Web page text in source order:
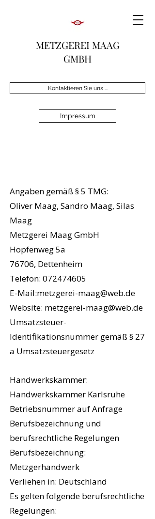
METZGEREI MAAG
GMBH
Kontaktieren Sie uns ...
Impressum
Angaben gemäß § 5 TMG:
Oliver Maag, Sandro Maag, Silas
Maag
Metzgerei Maag GmbH
Hopfenweg 5a
76706, Dettenheim
Telefon: 072474605
E-Mail:metzgerei-maag@web.de
Website: metzgerei-maag@web.de
Umsatzsteuer-
Identifikationsnummer gemäß § 27
a Umsatzsteuergesetz
Handwerkskammer:
Handwerkskammer Karlsruhe
Betriebsnummer auf Anfrage
Berufsbezeichnung und
berufsrechtliche Regelungen
Berufsbezeichnung:
Metzgerhandwerk
Verliehen in: Deutschland
Es gelten folgende berufsrechtliche
Regelungen: